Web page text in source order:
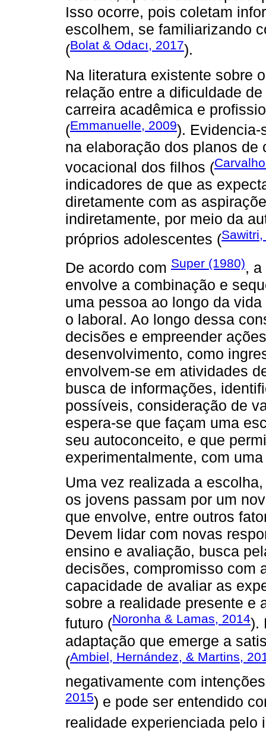
Isso ocorre, pois coletam
escolhem, se familiarizando
(Bolat & Odacı, 2017).
Na literatura existente sobre
relação entre a dificuldade
carreira acadêmica e
(Emmanuelle, 2009). Evidencia-
na elaboração dos planos
vocacional dos filhos (
indicadores de que as
diretamente com as
indiretamente, por meio da
próprios adolescentes (
De acordo com Super (1980),
envolve a combinação e
uma pessoa ao longo da
o laboral. Ao longo dessa
decisões e empreender
desenvolvimento, como
envolvem-se em atividades
busca de informações,
possíveis, consideração de
espera-se que façam uma
seu autoconceito, e que
experimentalmente, com
Uma vez realizada a
os jovens passam por um
que envolve, entre outros
Devem lidar com novas
ensino e avaliação, busca
decisões, compromisso com
capacidade de avaliar as
sobre a realidade presente e
futuro (Noronha & Lamas, 2014).
adaptação que emerge a
(Ambiel, Hernández, & Martins,
negativamente com
2015) e pode ser entendido
realidade experienciada pelo